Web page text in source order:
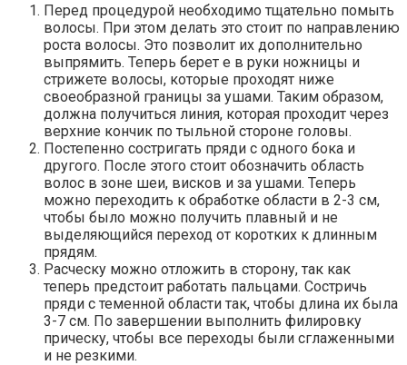
Перед процедурой необходимо тщательно помыть
волосы. При этом делать это стоит по направлению
роста волосы. Это позволит их дополнительно
выпрямить. Теперь берет е в руки ножницы и
стрижете волосы, которые проходят ниже
своеобразной границы за ушами. Таким образом,
должна получиться линия, которая проходит через
верхние кончик по тыльной стороне головы.
Постепенно состригать пряди с одного бока и
другого. После этого стоит обозначить область
волос в зоне шеи, висков и за ушами. Теперь
можно переходить к обработке области в 2-3 см,
чтобы было можно получить плавный и не
выделяющийся переход от коротких к длинным
прядям.
Расческу можно отложить в сторону, так как
теперь предстоит работать пальцами. Состричь
пряди с теменной области так, чтобы длина их была
3-7 см. По завершении выполнить филировку
прическу, чтобы все переходы были сглаженными
и не резкими.